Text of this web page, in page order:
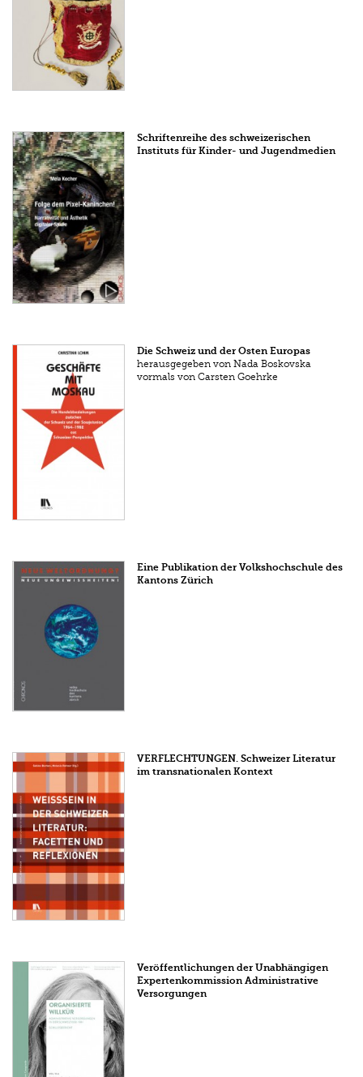
Schriftenreihe des schweizerischen
Instituts für Kinder- und Jugendmedien
Die Schweiz und der Osten Europas
herausgegeben von Nada Boskovska
vormals von Carsten Goehrke
Eine Publikation der Volkshochschule des
Kantons Zürich
VERFLECHTUNGEN. Schweizer Literatur
im transnationalen Kontext
Veröffentlichungen der Unabhängigen
Expertenkommission Administrative
Versorgungen